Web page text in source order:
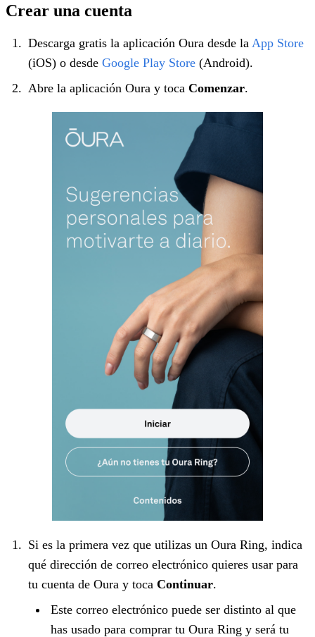
Crear una cuenta
Descarga gratis la aplicación Oura desde la App Store
(iOS) o desde Google Play Store (Android).
Abre la aplicación Oura y toca Comenzar.
Si es la primera vez que utilizas un Oura Ring, indica
qué dirección de correo electrónico quieres usar para
tu cuenta de Oura y toca Continuar.
Este correo electrónico puede ser distinto al que
has usado para comprar tu Oura Ring y será tu